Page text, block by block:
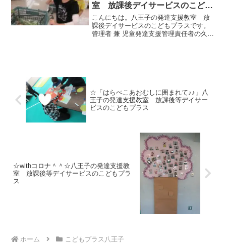
室 放課後デイサービスのこども
プラス
こんにちは。八王子の発達支援教室 放
課後デイサービスのこどもプラスです。
管理者 兼 児童発達支援管理責任者の久保
☆「はらぺこあおむしに囲まれて♪♪」八
王子の発達支援教室 放課後等デイサー
ビスのこどもプラス
☆withコロナ＾＾☆八王子の発達支援教
室 放課後等デイサービスのこどもプラ
ス
ホーム こどもプラス八王子